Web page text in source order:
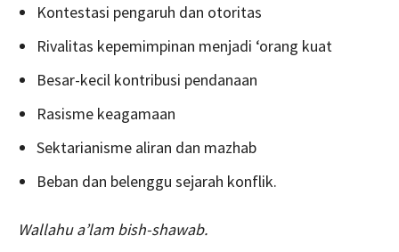
Kontestasi pengaruh dan otoritas
Rivalitas kepemimpinan menjadi ‘orang kuat
Besar-kecil kontribusi pendanaan
Rasisme keagamaan
Sektarianisme aliran dan mazhab
Beban dan belenggu sejarah konflik.
Wallahu a’lam bish-shawab.